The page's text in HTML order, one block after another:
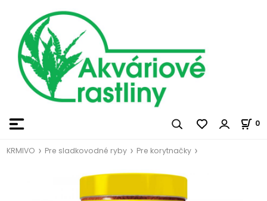
0
KRMIVO Pre sladkovodné ryby Pre korytnačky